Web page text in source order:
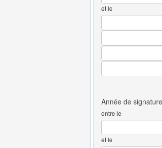
et le
entre le
et le